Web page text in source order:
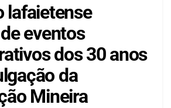
lafaietense
eventos
dos 30 anos
da
Mineira